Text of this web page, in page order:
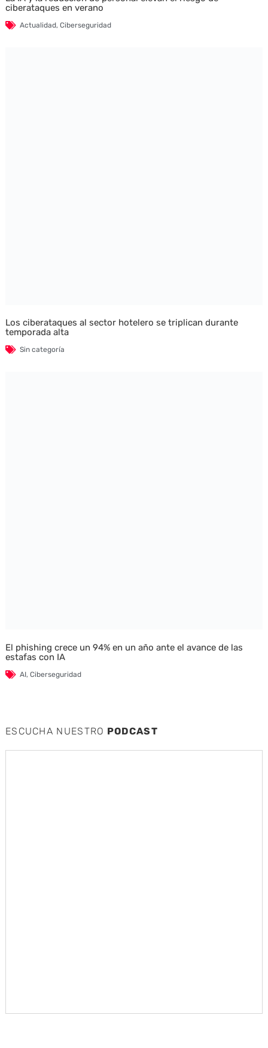
ciberataques en verano
Actualidad, Ciberseguridad
Los ciberataques al sector hotelero se triplican durante
temporada alta
Sin categoría
El phishing crece un 94% en un año ante el avance de las
estafas con IA
AI, Ciberseguridad
ESCUCHA NUESTRO PODCAST